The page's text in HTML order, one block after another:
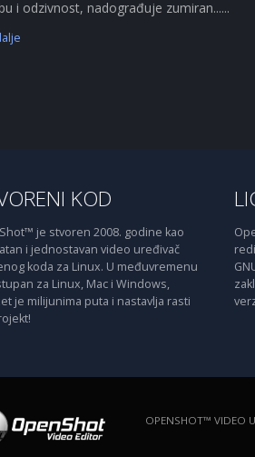
i odzivnost, nadograđuje zumiran......
KOD
je stvoren 2008. godine kao
i jednostavan video uređivač
koda za Linux. U međuvremenu
za Linux, Mac i Windows,
je milijunima puta i nastavlja rasti
OPENSHOT™ VIDEO